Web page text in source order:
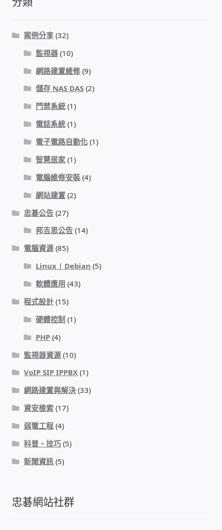
線上網路購物
DIY材料
我的帳號
結帳
購物車
退款和退貨政策
案例分享 (32)
監視器 (10)
網路建置維修 (9)
儲存 NAS DAS (2)
門禁系統 (1)
電話系統 (1)
電子電路自動化 (1)
智慧居家 (1)
電腦維修安裝 (4)
網站建置 (2)
忠碁公告 (27)
邦吉思公告 (14)
電腦資源 (85)
Linux | Debian (5)
軟體應用 (43)
程式設計 (15)
硬體控制 (1)
PHP (4)
監視器資源 (10)
VoIP SIP IPPBX (1)
網路建置與解決 (33)
資安檢索 (17)
弱電工程 (4)
科普、技巧 (5)
新聞資訊 (5)
忠碁網站社群